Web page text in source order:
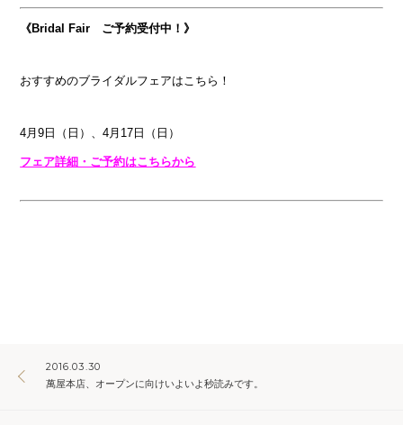
《Bridal Fair ご予約受付中！》
おすすめのブライダルフェアはこちら！
4月9日（日）、4月17日（日）
フェア詳細・ご予約はこちらから
2016.03.30
萬屋本店、オープンに向けいよいよ秒読みです。